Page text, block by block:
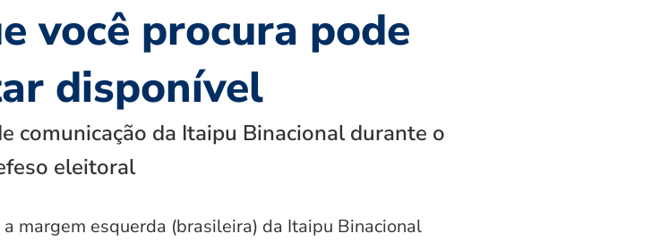
você procura pode
disponível
comunicação da Itaipu Binacional durante o
eleitoral
margem esquerda (brasileira) da Itaipu Binacional